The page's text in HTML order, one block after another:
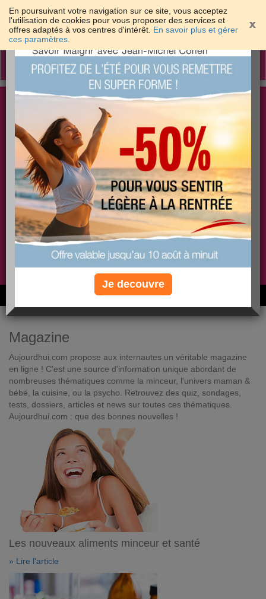
En poursuivant votre navigation sur ce site, vous acceptez
l'utilisation de cookies pour vous proposer des services et
offres adaptés à vos centres d'intérêt. En savoir plus et gérer
ces paramètres.
Toggle
Les meilleures solutions pour maigrir et être bien
dans sa peau
PLUS
EFFICACE
PLUS
SANTÉ
PLUS
COACHING
Non, je préfère le régime gratuit
6M de personnes ont maigri et réappris à manger avec nous
Magazine
Aujourdhui.com propose aux internautes un véritable magazine
en ligne ! C'est une source d'information unique abordant de
nombreuses thématiques comme la minceur, l'univers maman &
bébé, la cuisine, ou la psycho. Retrouvez des quiz, sondages,
tests, dossiers, articles et news sur toutes ces thématiques.
Aujourdhui.com : que des bonnes nouvelles !
Les nouveaux aliments minceur et santé
» Lire l'article
×
Je decouvre